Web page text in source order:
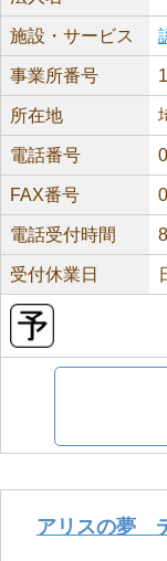
施設・サービス
事業所番号
所在地
電話番号
FAX番号
電話受付時間
受付休業日
アリスの夢